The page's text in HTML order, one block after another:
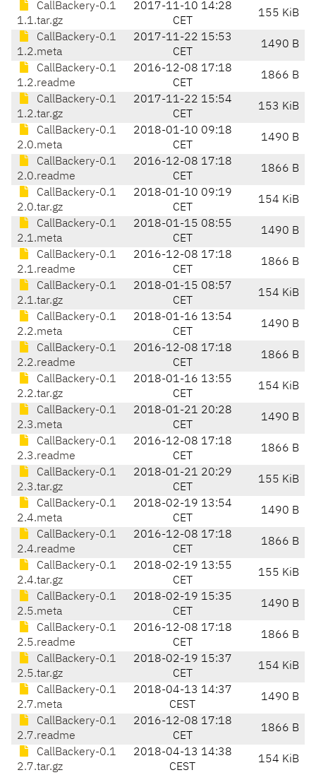
CallBackery-0.1
1.1.tar.gz
2017-11-10 14:28
CET
155 KiB
CallBackery-0.1
1.2.meta
2017-11-22 15:53
CET
1490 B
CallBackery-0.1
1.2.readme
2016-12-08 17:18
CET
1866 B
CallBackery-0.1
1.2.tar.gz
2017-11-22 15:54
CET
153 KiB
CallBackery-0.1
2.0.meta
2018-01-10 09:18
CET
1490 B
CallBackery-0.1
2.0.readme
2016-12-08 17:18
CET
1866 B
CallBackery-0.1
2.0.tar.gz
2018-01-10 09:19
CET
154 KiB
CallBackery-0.1
2.1.meta
2018-01-15 08:55
CET
1490 B
CallBackery-0.1
2.1.readme
2016-12-08 17:18
CET
1866 B
CallBackery-0.1
2.1.tar.gz
2018-01-15 08:57
CET
154 KiB
CallBackery-0.1
2.2.meta
2018-01-16 13:54
CET
1490 B
CallBackery-0.1
2.2.readme
2016-12-08 17:18
CET
1866 B
CallBackery-0.1
2.2.tar.gz
2018-01-16 13:55
CET
154 KiB
CallBackery-0.1
2.3.meta
2018-01-21 20:28
CET
1490 B
CallBackery-0.1
2.3.readme
2016-12-08 17:18
CET
1866 B
CallBackery-0.1
2.3.tar.gz
2018-01-21 20:29
CET
155 KiB
CallBackery-0.1
2.4.meta
2018-02-19 13:54
CET
1490 B
CallBackery-0.1
2.4.readme
2016-12-08 17:18
CET
1866 B
CallBackery-0.1
2.4.tar.gz
2018-02-19 13:55
CET
155 KiB
CallBackery-0.1
2.5.meta
2018-02-19 15:35
CET
1490 B
CallBackery-0.1
2.5.readme
2016-12-08 17:18
CET
1866 B
CallBackery-0.1
2.5.tar.gz
2018-02-19 15:37
CET
154 KiB
CallBackery-0.1
2.7.meta
2018-04-13 14:37
CEST
1490 B
CallBackery-0.1
2.7.readme
2016-12-08 17:18
CET
1866 B
CallBackery-0.1
2.7.tar.gz
2018-04-13 14:38
CEST
154 KiB